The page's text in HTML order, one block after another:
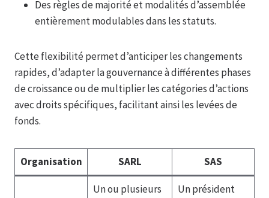
Des règles de majorité et modalités d’assemblée
entièrement modulables dans les statuts.
Cette flexibilité permet d’anticiper les changements
rapides, d’adapter la gouvernance à différentes phases
de croissance ou de multiplier les catégories d’actions
avec droits spécifiques, facilitant ainsi les levées de
fonds.
Organisation SARL SAS
Un ou plusieurs
Un président